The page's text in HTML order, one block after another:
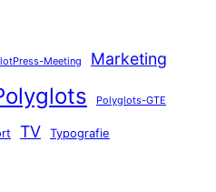
Meeting Marketing
Polyglots-GTE
TV Typografie